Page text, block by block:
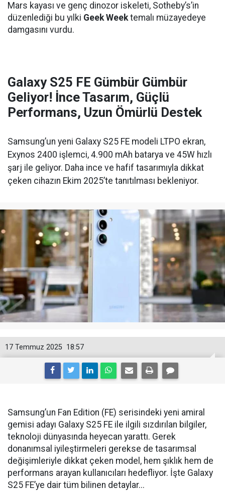
Mars kayası ve genç dinozor iskeleti, Sotheby’s’in
düzenlediği bu yılki Geek Weektemalı müzayedeye
damgasını vurdu.
Galaxy S25 FE Gümbür Gümbür
Geliyor! İnce Tasarım, Güçlü
Performans, Uzun Ömürlü Destek
Samsung’un yeni Galaxy S25 FE modeli LTPO ekran,
Exynos 2400 işlemci, 4.900 mAh batarya ve 45W hızlı
şarj ile geliyor. Daha ince ve hafif tasarımıyla dikkat
çeken cihazın Ekim 2025’te tanıtılması bekleniyor.
18:57
17 Temmuz 2025
Samsung’un Fan Edition (FE) serisindeki yeni amiral
gemisi adayı Galaxy S25 FE ile ilgili sızdırılan bilgiler,
teknoloji dünyasında heyecan yarattı. Gerek
donanımsal iyileştirmeleri gerekse de tasarımsal
değişimleriyle dikkat çeken model, hem şıklık hem de
performans arayan kullanıcıları hedefliyor. İşte Galaxy
S25 FE’ye dair tüm bilinen detaylar...